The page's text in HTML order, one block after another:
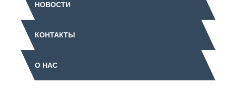
НОВОСТИ
КОНТАКТЫ
О НАС